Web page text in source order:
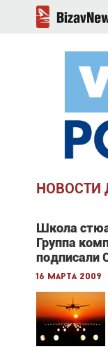
НОВОСТИ
Школа
Группа
подписали
16 марта 2009